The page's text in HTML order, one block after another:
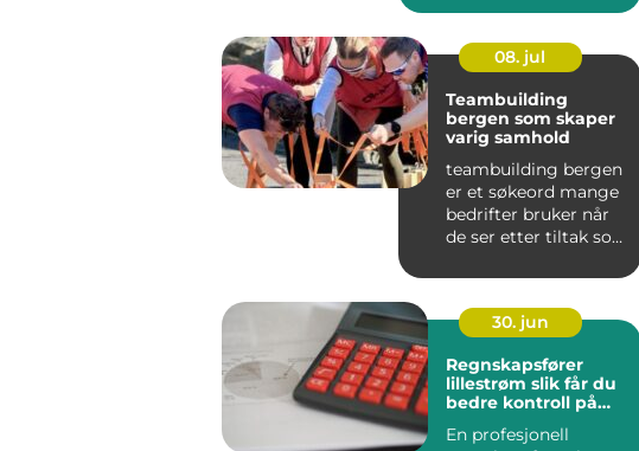
fiskebåter...
08. jul
Teambuilding
bergen som skaper
varig samhold
teambuilding bergen
er et søkeord mange
bedrifter bruker når
de ser etter tiltak som
30. jun
Regnskapsfører
lillestrøm slik får du
bedre kontroll på
En profesjonell